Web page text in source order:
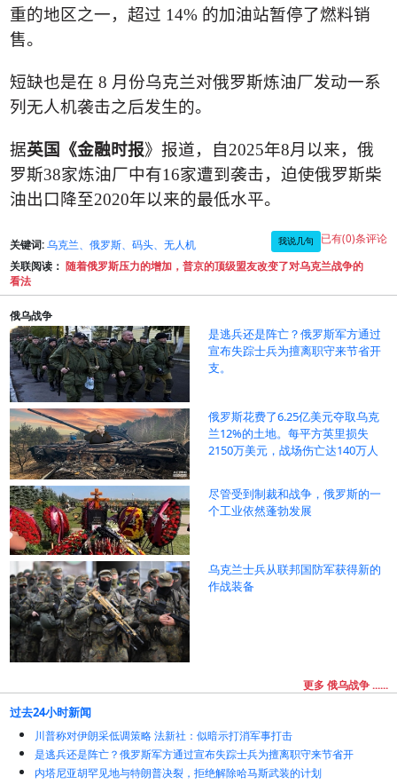
重的地区之一，超过 14% 的加油站暂停了燃料销
售。
短缺也是在 8 月份乌克兰对俄罗斯炼油厂发动一系
列无人机袭击之后发生的。
据英国《金融时报》报道，自2025年8月以来，俄
罗斯38家炼油厂中有16家遭到袭击，迫使俄罗斯柴
油出口降至2020年以来的最低水平。
关键词: 乌克兰、俄罗斯、码头、无人机 我说几句 已有(0)条评论
关联阅读： 随着俄罗斯压力的增加，普京的顶级盟友改变了对乌克兰战争的
看法
俄乌战争
是逃兵还是阵亡？俄罗斯军方通过
宣布失踪士兵为擅离职守来节省开
支。
俄罗斯花费了6.25亿美元夺取乌克
兰12%的土地。每平方英里损失
2150万美元，战场伤亡达140万人
尽管受到制裁和战争，俄罗斯的一
个工业依然蓬勃发展
乌克兰士兵从联邦国防军获得新的
作战装备
更多 俄乌战争 ......
过去24小时新闻
川普称对伊朗采低调策略 法新社：似暗示打消军事打击
是逃兵还是阵亡？俄罗斯军方通过宣布失踪士兵为擅离职守来节省开
内塔尼亚胡罕见地与特朗普决裂，拒绝解除哈马斯武装的计划